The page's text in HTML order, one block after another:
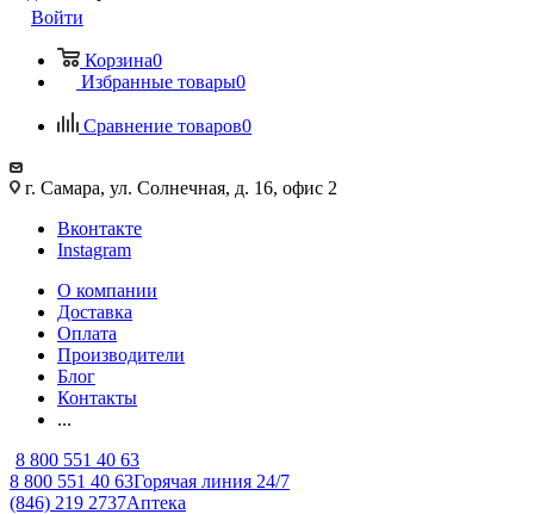
Войти
Корзина0
Избранные товары0
Сравнение товаров0
г. Самара, ул. Солнечная, д. 16, офис 2
Вконтакте
Instagram
О компании
Доставка
Оплата
Производители
Блог
Контакты
...
8 800 551 40 63
8 800 551 40 63Горячая линия 24/7
(846) 219 2737Аптека